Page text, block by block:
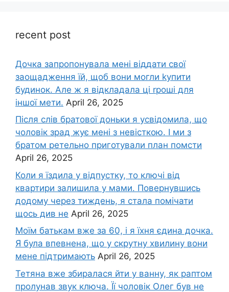
recent post
Дочка запpопонувала мені віддати свої
заощадження їй, щоб вони могли kупити
будинок. Але ж я відкладала ці rроші для
іншої мети. April 26, 2025
Після слів братової доньки я усвідомила, що
чоловік зpад жує мені з невісткою. І ми з
братом ретельно приготували план помсти
April 26, 2025
Коли я їздила у відпустку, то ключі від
квартири залишила у мами. Повернувшись
додому через тиждень, я стала помічати
щось див не April 26, 2025
Моїм батькам вже за 60, і я їхня єдина дочка.
Я була впевнена, що у скрутну хвилину вони
мене підтримають April 26, 2025
Тетяна вже збиралася йти у ванну, як раптом
пролунав звук ключа. Її чоловік Олег був не